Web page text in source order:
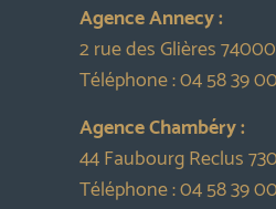
Agence Annecy :
2 rue des Glières
Téléphone :04 58 39
Agence Chambéry :
44 Faubourg Reclus
Téléphone :04 58 39